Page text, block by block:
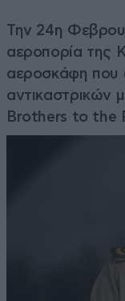
Την 24η
αεροπορία της
αεροσκάφη που
αντικαστρικών
Brothers to the